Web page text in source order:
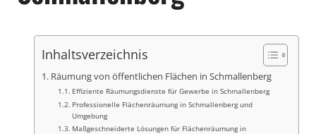
Inhaltsverzeichnis
Räumung von öffentlichen Flächen in Schmallenberg
Effiziente Räumungsdienste für Gewerbe in Schmallenberg
Professionelle Flächenräumung in Schmallenberg und
Umgebung
Maßgeschneiderte Lösungen für Flächenräumung in